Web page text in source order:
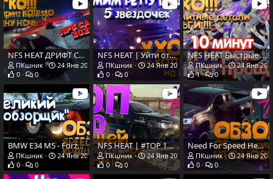
NFS HEAT ДРИФТ СПРИНТ КОЛЬЦО НОЧЬ | ТАЧКА УНИВЕРСАЛ | РЕШЕНО |
ПКшник
24 Янв 2020
0
0
NFS HEAT | Уйти от копов на ВЕДРЕ | Рекомендация для новичков | Фарм на ведре
ПКшник
24 Янв 2020
0
0
NFS HEAT Быстрые деньги | Бесплатные абсолютные детали | Глитч на деньги
ПКшник
24 Янв
1
0
BMW E34 M5 - Forza Horizon 4 | ОБЗОР | ТЕСТ | КРАШТЕСТ
ПКшник
24 Янв 2020
0
0
NFS HEAT | #TOP 10 Вещей которые ты мог не знать!
ПКшник
24 Янв 2020
0
0
Need For Speed Heat | Обзор обновление 1.5 | #Update 1.5
ПКшник
24 Янв
0
0